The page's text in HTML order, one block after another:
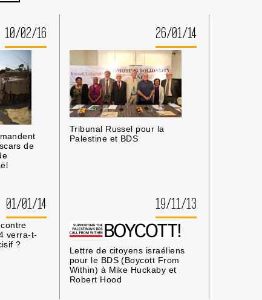
10/02/16
de
26/01/14
Tribunal Russel pour la
Palestine et BDS
01/01/14
verra-t-
?
19/11/13
Lettre de citoyens israéliens
pour le BDS (Boycott From
Within) à Mike Huckaby et
Robert Hood